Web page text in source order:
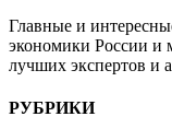
Главные и
экономики России и
лучших экспертов и
РУБРИКИ